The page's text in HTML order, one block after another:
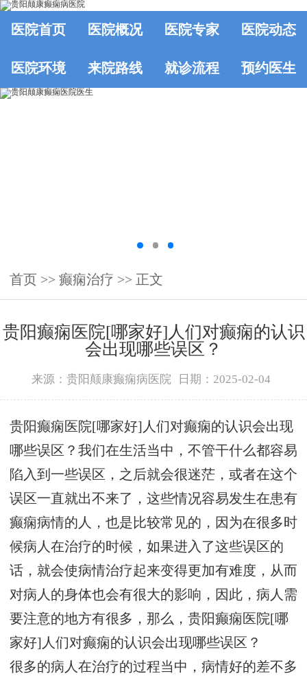
医院首页 医院概况 医院专家 医院动态
医院环境 来院路线 就诊流程 预约医生
首页 >> 癫痫治疗 >> 正文
贵阳癫痫医院[哪家好]人们对癫痫的认识
会出现哪些误区？
来源：贵阳颠康癫痫病医院 日期：2025-02-04
贵阳癫痫医院[哪家好]人们对癫痫的认识会出现
哪些误区？我们在生活当中，不管干什么都容易
陷入到一些误区，之后就会很迷茫，或者在这个
误区一直就出不来了，这些情况容易发生在患有
癫痫病情的人，也是比较常见的，因为在很多时
候病人在治疗的时候，如果进入了这些误区的
话，就会使病情治疗起来变得更加有难度，从而
对病人的身体也会有很大的影响，因此，病人需
要注意的地方有很多，那么，贵阳癫痫医院[哪
家好]人们对癫痫的认识会出现哪些误区？
很多的病人在治疗的过程当中，病情好的差不多